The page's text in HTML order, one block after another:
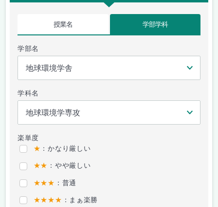
授業名 学部学科
学部名
学科名
楽単度
★ ：かなり厳しい
★★ ：やや厳しい
★★★ ：普通
★★★★ ：まぁ楽勝